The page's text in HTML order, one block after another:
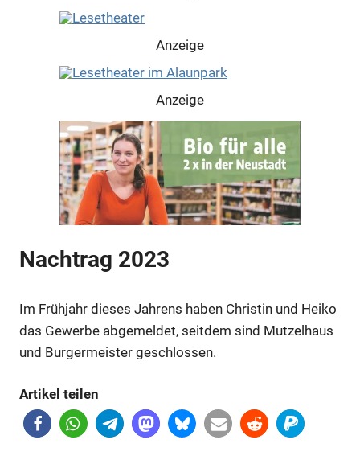
Anzeige
Anzeige
Anzeige
Nachtrag 2023
Im Frühjahr dieses Jahrens haben Christin und Heiko
das Gewerbe abgemeldet, seitdem sind Mutzelhaus
und Burgermeister geschlossen.
Artikel teilen